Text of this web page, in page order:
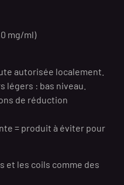
mg/ml)
autorisée localement.
légers : bas niveau.
de réduction
= produit à éviter pour
et les coils comme des